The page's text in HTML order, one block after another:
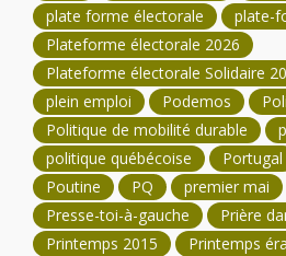
plate forme électorale
plate-
Plateforme électorale 2026
Plateforme électorale Solidaire
plein emploi
Podemos
Politique de mobilité durable
politique québécoise
Portugal
Poutine
PQ premier mai
Presse-toi-à-gauche
Prière
Printemps 2015
Printemps